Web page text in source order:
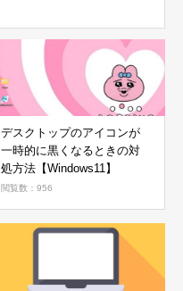
デスクトップのアイコンが
一時的に黒くなるときの対
処方法【Windows11】
閲覧数：956